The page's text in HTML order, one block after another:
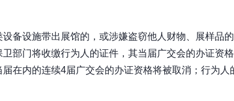
备设施带出展馆的，或涉嫌盗窃他人财物、展样品的
部门将收缴行为人的证件，其当届广交会的办证资
届在内的连续4届广交会的办证资格将被取消；行为人